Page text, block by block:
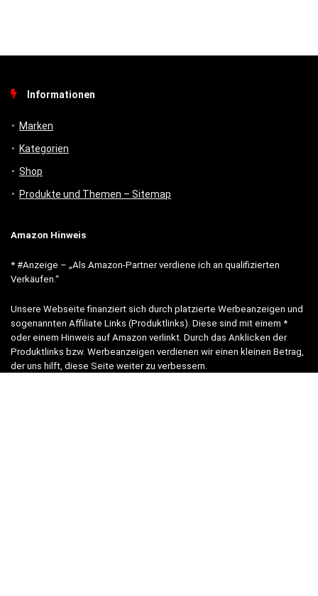
Informationen
Marken
Kategorien
Shop
Produkte und Themen – Sitemap
Amazon Hinweis
* #Anzeige – „Als Amazon-Partner verdiene ich an qualifizierten
Verkäufen.“
Unsere Webseite finanziert sich durch platzierte Werbeanzeigen und
sogenannten Affiliate Links (Produktlinks). Diese sind mit einem *
oder einem Hinweis auf Amazon verlinkt. Durch das Anklicken der
Produktlinks bzw. Werbeanzeigen verdienen wir einen kleinen Betrag,
der uns hilft, diese Seite weiter zu verbessern.